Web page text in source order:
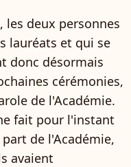
les deux personnes
lauréats et qui se
donc désormais
cérémonies,
de l'Académie.
fait pour l'instant
de l'Académie,
avaient